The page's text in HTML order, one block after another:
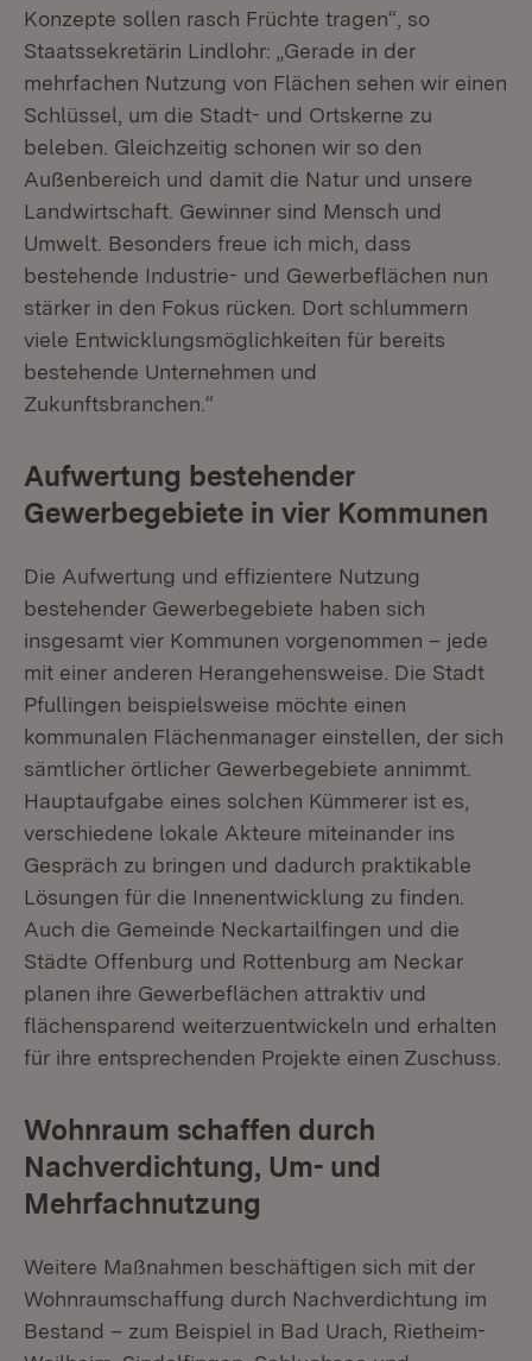
Konzepte sollen rasch Früchte tragen“, so
Staatssekretärin Lindlohr: „Gerade in der
mehrfachen Nutzung von Flächen sehen wir einen
Schlüssel, um die Stadt- und Ortskerne zu
beleben. Gleichzeitig schonen wir so den
Außenbereich und damit die Natur und unsere
Landwirtschaft. Gewinner sind Mensch und
Umwelt. Besonders freue ich mich, dass
bestehende Industrie- und Gewerbeflächen nun
stärker in den Fokus rücken. Dort schlummern
viele Entwicklungsmöglichkeiten für bereits
bestehende Unternehmen und
Zukunftsbranchen.“
Aufwertung bestehender
Gewerbegebiete in vier Kommunen
Die Aufwertung und effizientere Nutzung
bestehender Gewerbegebiete haben sich
insgesamt vier Kommunen vorgenommen – jede
mit einer anderen Herangehensweise. Die Stadt
Pfullingen beispielsweise möchte einen
kommunalen Flächenmanager einstellen, der sich
sämtlicher örtlicher Gewerbegebiete annimmt.
Hauptaufgabe eines solchen Kümmerer ist es,
verschiedene lokale Akteure miteinander ins
Gespräch zu bringen und dadurch praktikable
Lösungen für die Innenentwicklung zu finden.
Auch die Gemeinde Neckartailfingen und die
Städte Offenburg und Rottenburg am Neckar
planen ihre Gewerbeflächen attraktiv und
flächensparend weiterzuentwickeln und erhalten
für ihre entsprechenden Projekte einen Zuschuss.
Wohnraum schaffen durch
Nachverdichtung, Um- und
Mehrfachnutzung
Weitere Maßnahmen beschäftigen sich mit der
Wohnraumschaffung durch Nachverdichtung im
Bestand – zum Beispiel in Bad Urach, Rietheim-